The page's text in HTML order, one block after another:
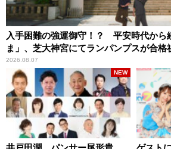
入手困難の強運御守！？ 平安時代から
ま」、芝大神宮にてランパンプスが合格
2026.08.07
NEW